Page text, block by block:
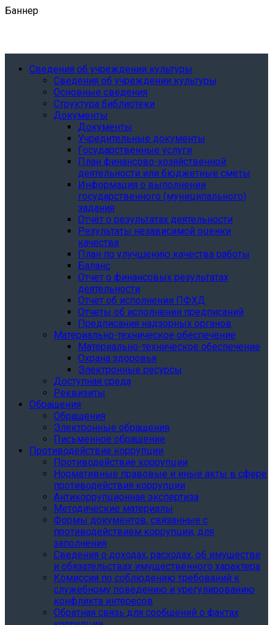
Баннер
Сведения об учреждении культуры
Сведения об учреждении культуры
Основные сведения
Структура библиотеки
Документы
Документы
Учредительные документы
Государственные услуги
План финансово-хозяйственной
деятельности или бюджетные сметы
Информация о выполнении
государственного (муниципального)
задания
Отчёт о результатах деятельности
Результаты независимой оценки
качества
План по улучшению качества работы
Баланс
Отчет о финансовых результатах
деятельности
Отчет об исполнении ПФХД
Отчеты об исполнении предписаний
Предписания надзорных органов
Материально-техническое обеспечение
Материально-техническое обеспечение
Охрана здоровья
Электронные ресурсы
Доступная среда
Реквизиты
Обращения
Обращения
Электронные обращения
Письменное обращение
Противодействие коррупции
Противодействие коррупции
Нормативные правовые и иные акты в сфере
противодействия коррупции
Антикоррупционная экспертиза
Методические материалы
Формы документов, связанные с
противодействием коррупции, для
заполнения
Сведения о доходах, расходах, об имуществе
и обязательствах имущественного характера
Комиссия по соблюдению требований к
служебному поведению и урегулированию
конфликта интересов
Обратная связь для сообщений о фактах